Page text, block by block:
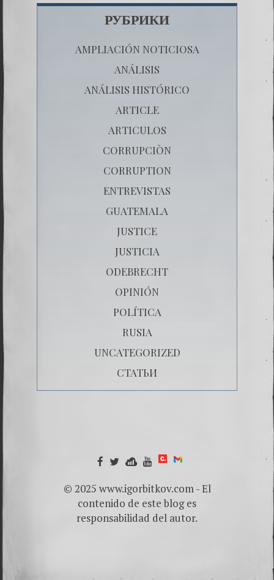
РУБРИКИ
AMPLIACIÓN NOTICIOSA
ANÁLISIS
ANÁLISIS HISTÓRICO
ARTICLE
ARTICULOS
CORRUPCIÒN
CORRUPTION
ENTREVISTAS
GUATEMALA
JUSTICE
JUSTICIA
ODEBRECHT
OPINIÓN
POLÍTICA
RUSIA
UNCATEGORIZED
СТАТЬИ
© 2025 www.igorbitkov.com - El
contenido de este blog es
responsabilidad del autor.